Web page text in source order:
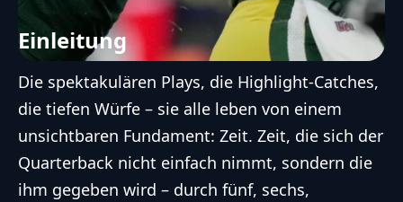
Einleitung
Die spektakulären Plays, die Highlight-Catches,
die tiefen Würfe – sie alle leben von einem
unsichtbaren Fundament: Zeit. Zeit, die sich der
Quarterback nicht einfach nimmt, sondern die
ihm gegeben wird – durch fünf, sechs,